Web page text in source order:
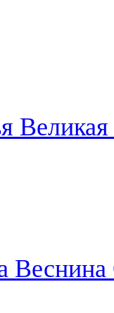
Великая
Веснина